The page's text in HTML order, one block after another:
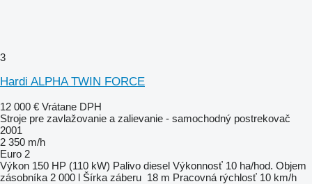
3
Hardi ALPHA TWIN FORCE
12 000 € Vrátane DPH
Stroje pre zavlažovanie a zalievanie - samochodný postrekovač
2001
2 350 m/h
Euro 2
Výkon 150 HP (110 kW) Palivo diesel Výkonnosť 10 ha/hod. Objem
zásobníka 2 000 l Šírka záberu 18 m Pracovná rýchlosť 10 km/h